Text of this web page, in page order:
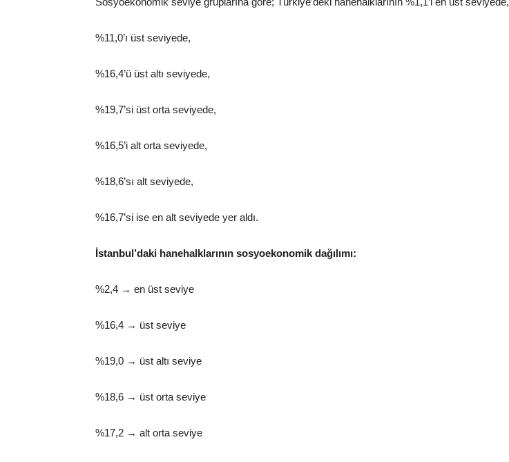
%11,0’ı üst seviyede,
%16,4’ü üst altı seviyede,
%19,7’si üst orta seviyede,
%16,5’i alt orta seviyede,
%18,6’sı alt seviyede,
%16,7’si ise en alt seviyede yer aldı.
İstanbul’daki hanehalklarının sosyoekonomik dağılımı:
%2,4 → en üst seviye
%16,4 → üst seviye
%19,0 → üst altı seviye
%18,6 → üst orta seviye
%17,2 → alt orta seviye